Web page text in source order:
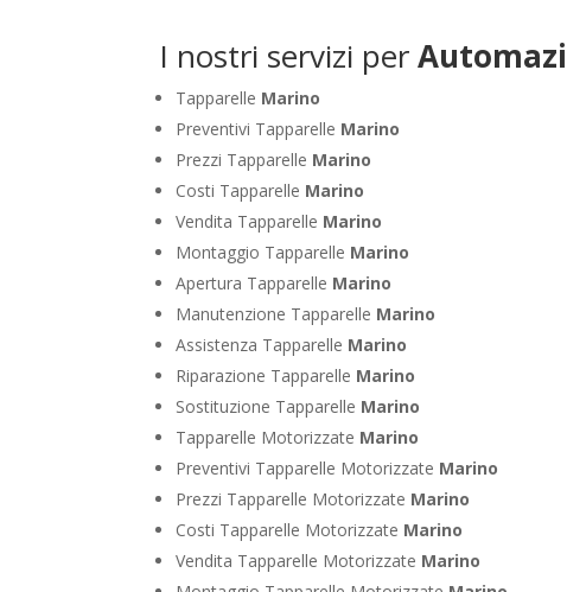
I nostri servizi per
Tapparelle Marino
Preventivi Tapparelle Marino
Prezzi Tapparelle Marino
Costi Tapparelle Marino
Vendita Tapparelle Marino
Montaggio Tapparelle Marino
Apertura Tapparelle Marino
Manutenzione Tapparelle Marino
Assistenza Tapparelle Marino
Riparazione Tapparelle Marino
Sostituzione Tapparelle Marino
Tapparelle Motorizzate Marino
Preventivi Tapparelle Motorizzate Marino
Prezzi Tapparelle Motorizzate Marino
Costi Tapparelle Motorizzate Marino
Vendita Tapparelle Motorizzate Marino